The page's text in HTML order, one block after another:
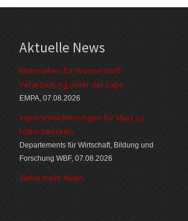
Aktuelle News
Materialien für Wasserstoff-
Verarbeitung unter der Lupe
EMPA, 07.08.2026
Importerleichterungen für Mais zu
Futterzwecken
Departements für Wirtschaft, Bildung und
Forschung WBF, 07.08.2026
Siehe mehr News